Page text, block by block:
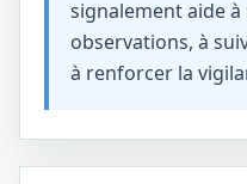
signalement aide
observations, à
à renforcer la